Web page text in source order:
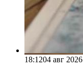
18:1204 авг 2026